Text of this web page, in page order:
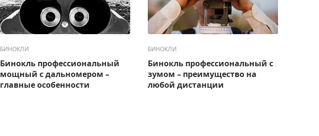
БИНОКЛИ
Бинокль профессиональный
мощный с дальномером –
главные особенности
БИНОКЛИ
Бинокль профессиональный с
зумом – преимущество на
любой дистанции